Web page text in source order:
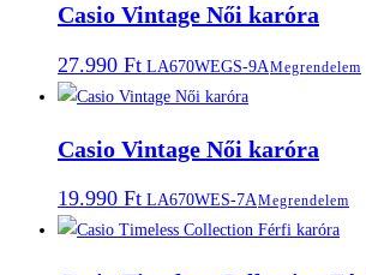
Casio Vintage Női karóra
27.990 Ft LA670WEGS-9AMegrendelem
Casio Vintage Női karóra
19.990 Ft LA670WES-7AMegrendelem